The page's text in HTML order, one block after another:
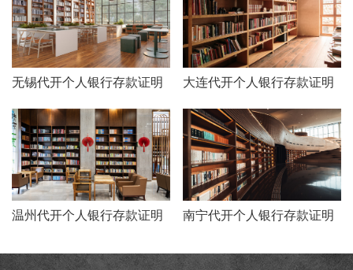
无锡代开个人银行存款证明 大连代开个人银行存款证明
温州代开个人银行存款证明 南宁代开个人银行存款证明